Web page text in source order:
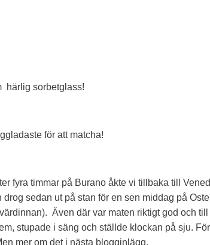
härlig sorbetglass!
för att matcha!
fyra timmar på Burano åkte vi tillbaka till
drog sedan ut på stan för en sen middag på
Även där var maten riktigt god och
stupade i säng och ställde klockan på sju.
mer om det i nästa blogginlägg.